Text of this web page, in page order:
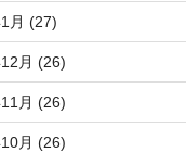
月 (27)
月 (26)
月 (26)
月 (26)